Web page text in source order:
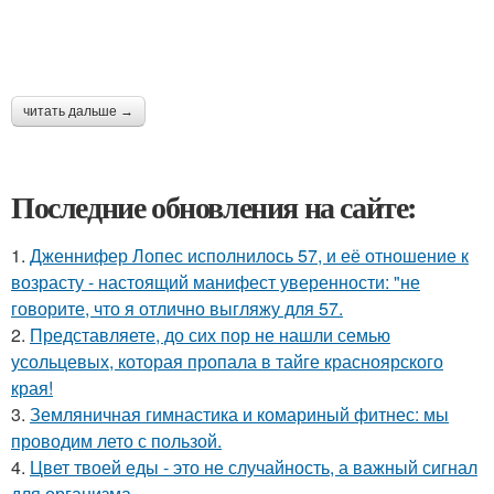
читать дальше →
Последние обновления на сайте:
1. Дженнифер Лопес исполнилось 57, и её отношение к
возрасту - настоящий манифест уверенности: "не
говорите, что я отлично выгляжу для 57.
2. Представляете, до сих пор не нашли семью
усольцевых, которая пропала в тайге красноярского
края!
3. Земляничная гимнастика и комариный фитнес: мы
проводим лето с пользой.
4. Цвет твоей еды - это не случайность, а важный сигнал